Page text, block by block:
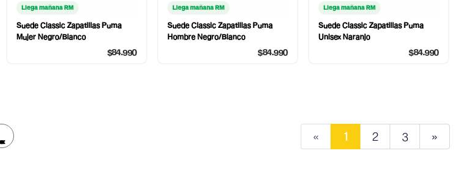
Llega mañana RM
Suede Classic Zapatillas Puma
Mujer Negro/Blanco
$84.990
Llega mañana RM
Suede Classic Zapatillas Puma
Hombre Negro/Blanco
$84.990
Llega mañana RM
Suede Classic Zapatillas Puma
Unisex Naranjo
$84.990
« 1 2 3 »